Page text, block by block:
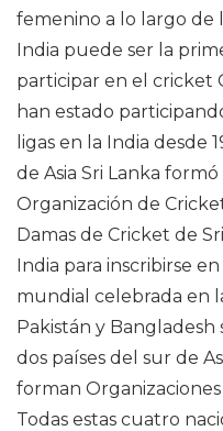
femenino a lo largo de
India puede ser la
participar en el cricket
han estado
ligas en la India desde
de Asia Sri Lanka
Organización de
Damas de Cricket de
India para inscribirse
mundial celebrada en
Pakistán y
dos países del sur de
forman
Todas estas cuatro